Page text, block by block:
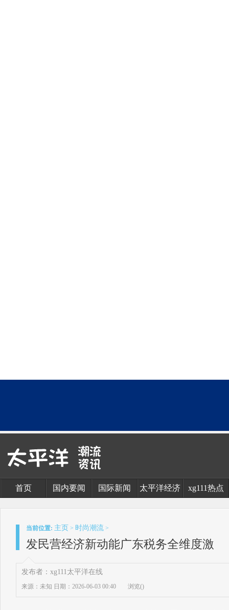
首页 国内要闻 国际新闻 太平洋经济 xg111热点
当前位置: 主页 > 时尚潮流 >
发民营经济新动能广东税务全维度激
发布者：xg111太平洋在线
来源：未知 日期：2026-06-03 00:40 浏览()